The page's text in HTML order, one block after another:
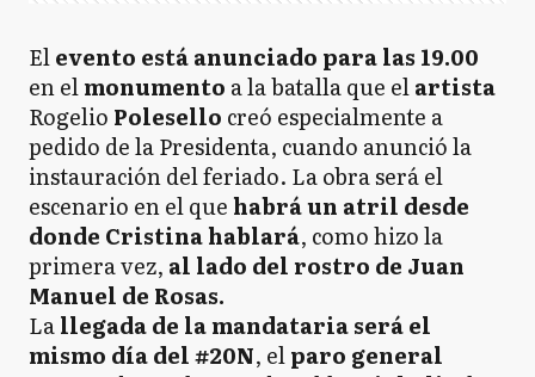
Elevento está anunciado para las 19.00
en elmonumento a la batalla que elartista
Rogelio Polesello creó especialmente a
pedido de la Presidenta, cuando anunció la
instauración del feriado. La obra será el
escenario en el que habrá un atril desde
donde Cristina hablará, como hizo la
primera vez, al lado del rostro de Juan
Manuel de Rosas.
Lallegada de la mandataria será el
mismo día del #20N, elparo general